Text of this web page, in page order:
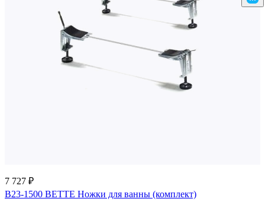
7 727 ₽
B23-1500 BETTE Ножки для ванны (комплект)